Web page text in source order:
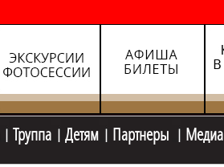
Труппа Детям Партнеры Медиа